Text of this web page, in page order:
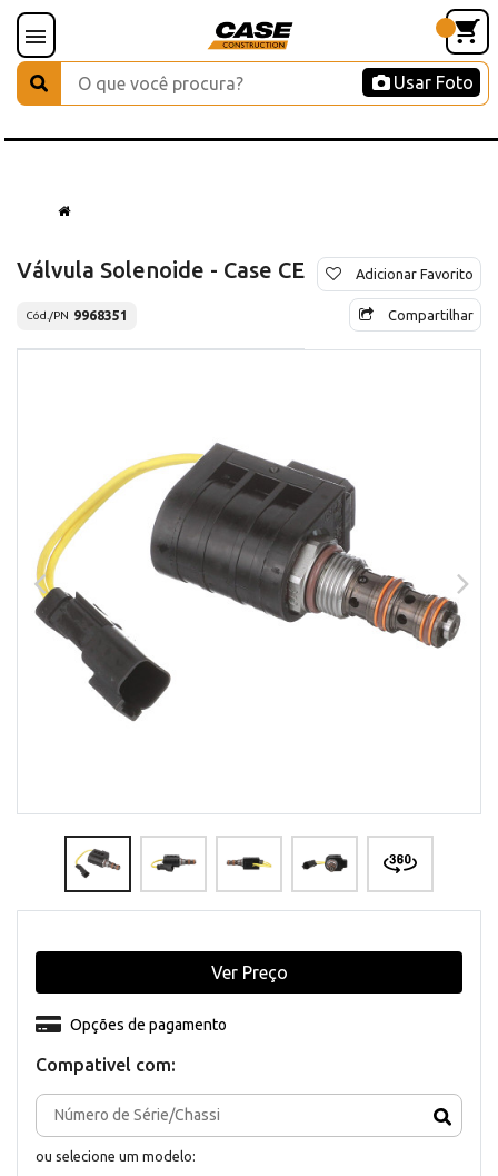
Usar Foto
Válvula Solenoide - Case CE
Cód./PN 9968351
Adicionar Favorito
Compartilhar
Compativel com:
ou selecione um modelo:
Opções de pagamento
Ver Preço